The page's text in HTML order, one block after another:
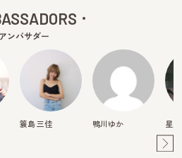
アンバサダー
簑島 三佳 鴨川ゆか 星